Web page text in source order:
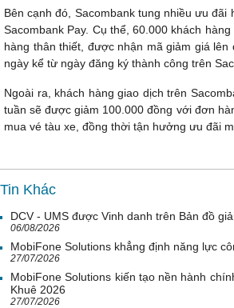
Bên cạnh đó, Sacombank tung nhiều ưu
Sacombank Pay. Cụ thể, 60.000 khách
hàng thân thiết, được nhận mã giảm giá
ngày kể từ ngày đăng ký thành công trên
Ngoài ra, khách hàng giao dịch trên
tuần sẽ được giảm 100.000 đồng với đơn
mua vé tàu xe, đồng thời tận hưởng ưu đãi
Tin Khác
DCV - UMS được Vinh danh trên Bản đồ
06/08/2026
MobiFone Solutions khẳng định năng lực
27/07/2026
MobiFone Solutions kiến tạo nền hành
Khuê 2026
27/07/2026